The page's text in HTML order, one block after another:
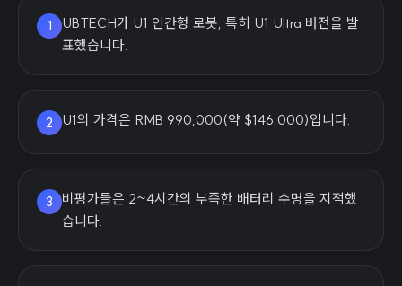
1
UBTECH가 U1 인간형 로봇, 특히 U1 Ultra 버전을 발
표했습니다.
2 U1의 가격은 RMB 990,000(약 $146,000)입니다.
3
비평가들은 2~4시간의 부족한 배터리 수명을 지적했
습니다.